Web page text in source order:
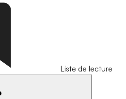
Liste de lecture